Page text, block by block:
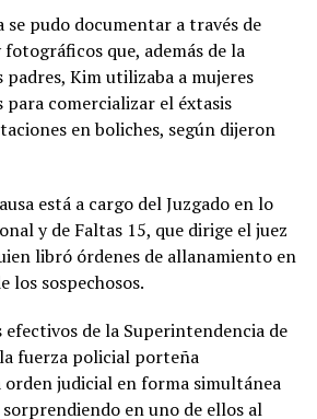
se pudo documentar a través de
que, además de la
padres, Kim utilizaba a mujeres
para comercializar el éxtasis
en boliches, según dijeron
está a cargo del Juzgado en lo
y de Faltas 15, que dirige el juez
libró órdenes de allanamiento en
los sospechosos.
efectivos de la Superintendencia de
fuerza policial porteña
judicial en forma simultánea
en uno de ellos al